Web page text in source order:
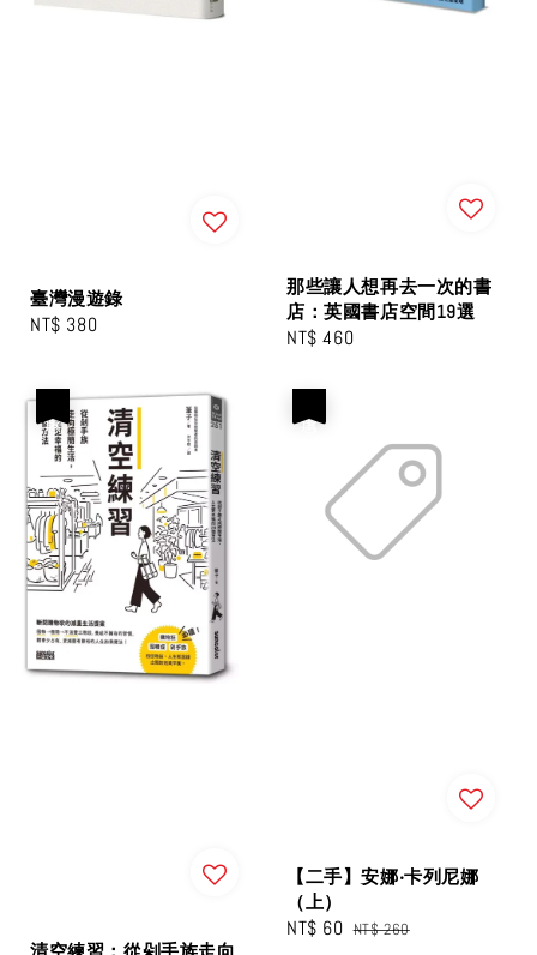
臺灣漫遊錄
Regular
NT$ 380
那些讓人想再去一次的書
店：英國書店空間19選
Regular
NT$ 460
【二手】安娜‧卡列尼娜
（上）
Sale
NT$ 60 Regular
NT$ 260